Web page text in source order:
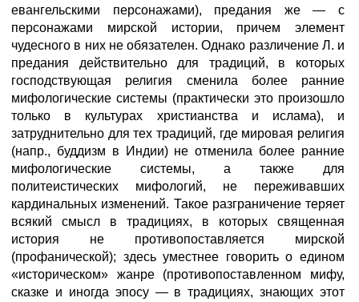
евангельскими персонажами), предания же — с
персонажами мирской истории, причем элемент
чудесного в них не обязателен. Однако различение Л. и
предания действительно для традиций, в которых
господствующая религия сменила более ранние
мифологические системы (практически это произошло
только в культурах христианства и ислама), и
затруднительно для тех традиций, где мировая религия
(напр., буддизм в Индии) не отменила более ранние
мифологические системы, а также для
политеистических мифологий, не переживавших
кардинальных изменений. Такое разграничение теряет
всякий смысл в традициях, в которых священная
история не противопоставляется мирской
(профанической); здесь уместнее говорить о едином
«историческом» жанре (противопоставленном мифу,
сказке и иногда эпосу — в традициях, знающих этот